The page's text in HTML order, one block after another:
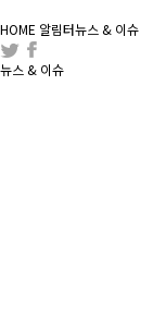
HOME 알림터뉴스 & 이슈
뉴스 & 이슈